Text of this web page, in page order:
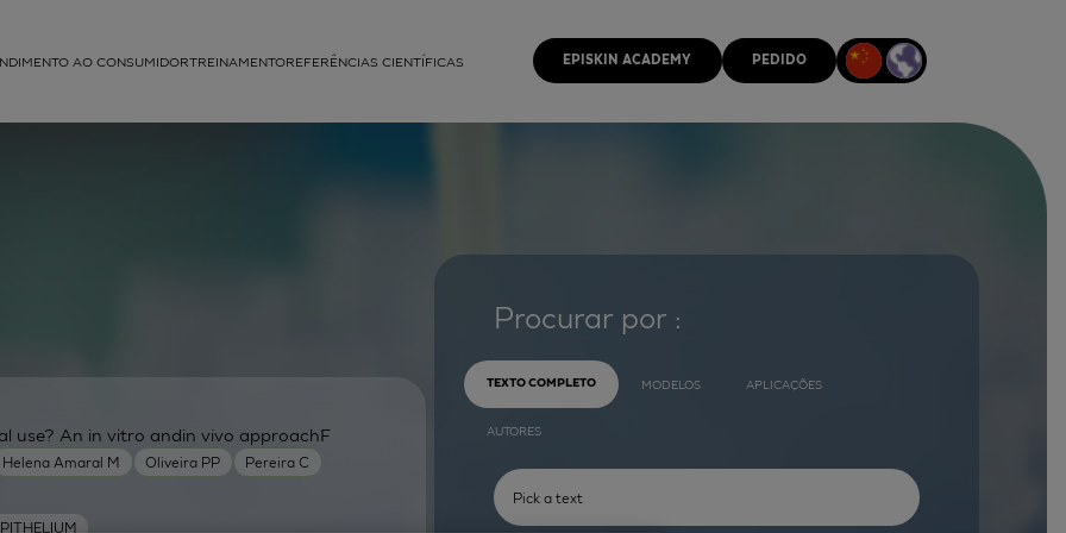
AO CONSUMIDORTREINAMENTOREFERÊNCIAS CIENTÍFICAS EPISKIN ACADEMY PEDIDO
Helena Amaral M Oliveira PP
Pereira C
use? An in vitro andin vivo approachF
Procurar por :
TEXTO COMPLETO MODELOS APLICAÇÕES
AUTORES